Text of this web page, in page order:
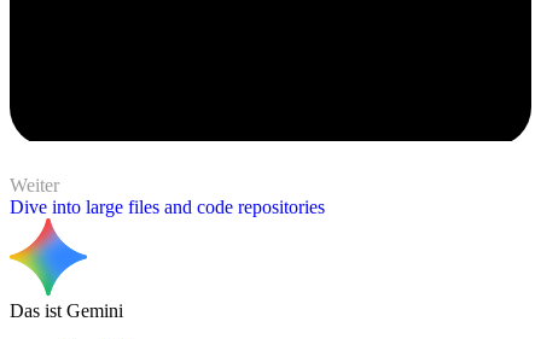
Weiter
Dive into large files and code repositories
Das ist Gemini